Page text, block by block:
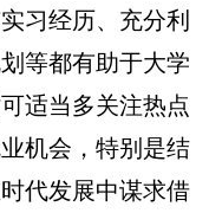
习经历、充分利
等都有助于大学
适当多关注热点
机会，特别是结
代发展中谋求借